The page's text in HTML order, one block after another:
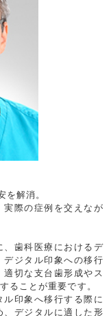
を解消。
実際の症例を交えなが
、歯科医療におけるデ
デジタル印象への移行
切な支台歯形成やス
ることが重要です。
印象へ移行する際に
、デジタルに適した形